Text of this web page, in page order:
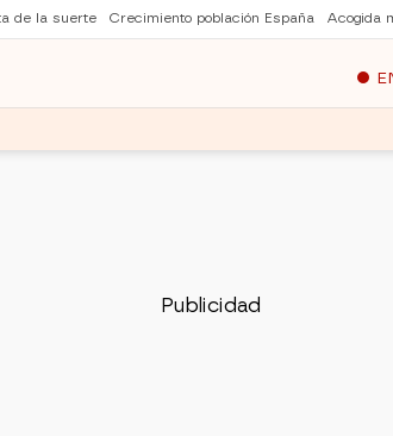
de la suerte Crecimiento población España Acogida